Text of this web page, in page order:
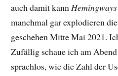
auch damit kann
manchmal gar explodieren
geschehen Mitte Mai 2021.
Zufällig schaue ich am
sprachlos, wie die Zahl der